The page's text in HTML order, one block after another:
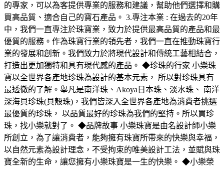
的專家，可以為客提供專業的服務和建議，幫助他們選擇和購
買高品質、適合自己的寶石產品。 3.專注本業 : 在過去的20年
中，我們一直專注於珠寶業，致力於提供最高品質的產品和最
優質的服務。作為珠寶行業的領先者，我們一直在推動珠寶行
業的發展和創新。我們致力於將現代設計和傳統工藝相結合，
打造出更加獨特和具有現代感的產品。 ◆珍珠的行家 小樂珠
寶以全世界各產地珍珠為設計的基本元素， 所以對珍珠具有
最透徹的了解。舉凡是南洋珠、Akoya日本珠、淡水珠、 南洋
深海貝珍珠(貝殼珠)，我們皆深入全世界各產地為消費者挑選
最優質的珍珠， 以品質最好的珍珠為我們的堅持。所以買珍
珠，找小樂就對了。 ◆品牌故事 小樂珠寶是由名設計師小樂
所創立，為了讓消費者，能夠擁有珠寶所帶來的快樂與幸福，
以自然元素為設計理念，不受拘束的唯美設計工法，並賦與珠
寶全新的生命，讓您擁有小樂珠寶是一生的快樂。 ◆小樂榮